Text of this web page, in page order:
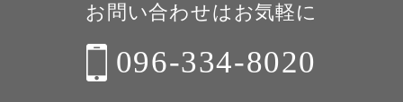
お問い合わせはお気軽に
096-334-8020